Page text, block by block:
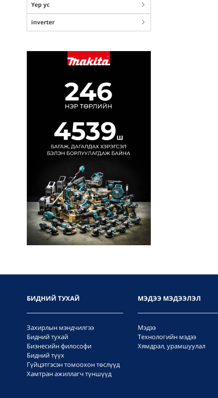
Үер ус
inverter
БИДНИЙ ТУХАЙ
Захирлын мэндчилгээ
Бидний тухай
Бизнесийн философи
Бидний түүх
Гүйцэтгэсэн томоохон төслүүд
Хамтран ажиллагч түншүүд
МЭДЭЭ МЭДЭЭЛЭЛ
Мэдээ
Технологийн мэдээ
Хямдрал, урамшуулал